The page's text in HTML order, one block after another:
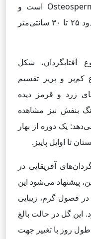
شده‌اند. نام علمی این گیاه Osteospermum است و
ساقه‌های آن می‌توانند به قطری حدود ۲۵ تا ۳۰ سانتی‌متر
آفتابگردان، شکل
و پر‌پر تقسیم
زرد و قرمز دیده
بنفش نیز مشاهده
یک دوره از بهار
تا اوایل پاییز.
آفریقایی در
پیشنهاد می‌شود این
در فصول گرم، زیبایی
این گل در حالت بالغ
روز با تغییر جهت